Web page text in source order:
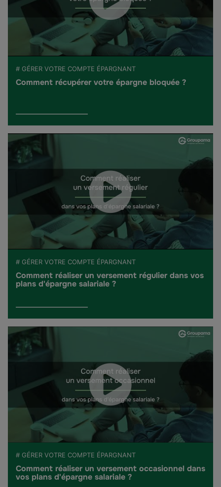
# GÉRER VOTRE COMPTE ÉPARGNANT
Comment récupérer votre épargne bloquée ?
# GÉRER VOTRE COMPTE ÉPARGNANT
Comment réaliser un versement régulier dans vos
plans d'épargne salariale ?
# GÉRER VOTRE COMPTE ÉPARGNANT
Comment réaliser un versement occasionnel dans
vos plans d'épargne salariale ?